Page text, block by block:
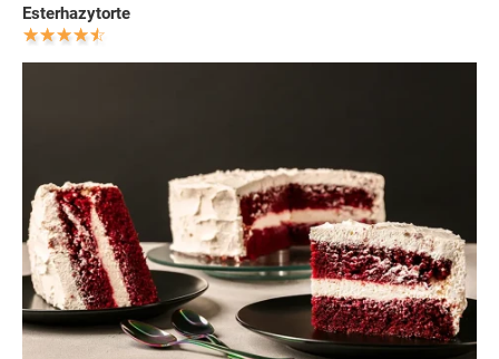
Esterhazytorte